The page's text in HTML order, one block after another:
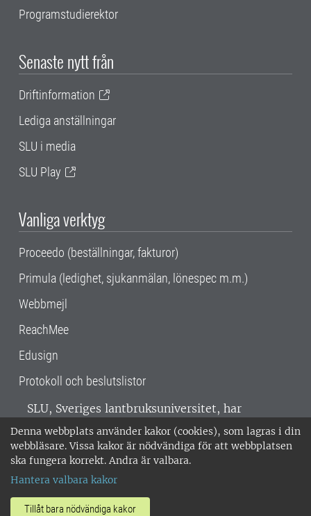
Denna webbplats använder kakor (cookies), som lagras i din
webbläsare. Vissa kakor är nödvändiga för att webbplatsen
ska fungera korrekt. Andra är valbara.
Hantera valbara kakor
Tillåt bara nödvändiga kakor
Programstudierektor
Senaste nytt från
Driftinformation
Lediga anställningar
SLU i media
SLU Play
Vanliga verktyg
Proceedo (beställningar, fakturor)
Primula (ledighet, sjukanmälan, lönespec m.m.)
Webbmejl
ReachMee
Edusign
Protokoll och beslutslistor
SLU, Sveriges lantbruksuniversitet, har
verksamhet över hela Sverige. Huvudorter är
Alnarp, Uppsala och Umeå.SLU är
miljöcertifierat enligt ISO 14001. •
018-67 10 00 • Org nr: 202100-2817 •
Om SLU:s webbplatser